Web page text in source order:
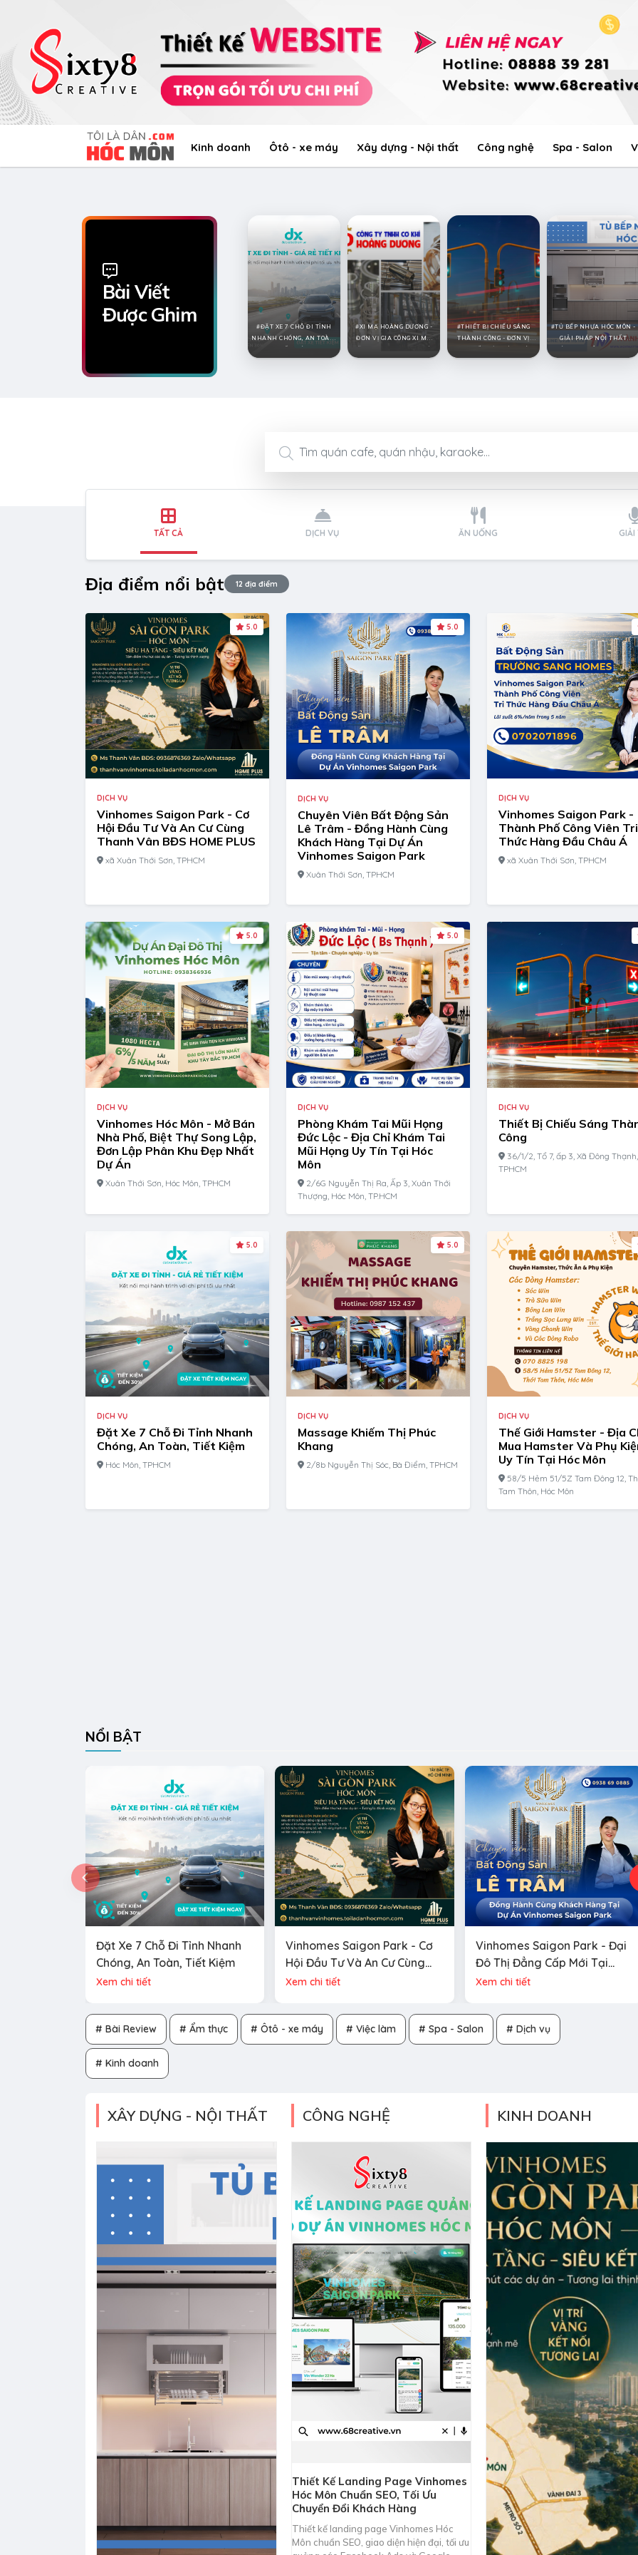
Kinh doanh Ôtô - xe máy Xây dựng - Nội thất Công nghệ Spa - Salon
Bài Viết
Được Ghim
ĐẶT XE 7 CHỖ ĐI TỈNH
NHANH CHÓNG, AN TOÀN,
XI MẠ HOÀNG DƯƠNG -
ĐƠN VỊ GIA CÔNG XI MẠ
TẠI TPHCM
THIẾT BỊ CHIẾU SÁNG
THÀNH CÔNG - ĐƠN VỊ
GIAO THÔNG UY TÍN
TỦ BẾP NHỰA HÓC MÔN -
GIẢI PHÁP NỘI THẤT
THỜI GIAN
TẤT CẢ DỊCH VỤ ĂN UỐNG GIẢI
Địa điểm nổi bật 12 địa điểm
5.0
DỊCH VỤ
Vinhomes Saigon Park - Cơ
Hội Đầu Tư Và An Cư Cùng
Thanh Vân BĐS HOME PLUS
xã Xuân Thới Sơn, TPHCM
5.0
DỊCH VỤ
Chuyên Viên Bất Động Sản
Lê Trâm - Đồng Hành Cùng
Khách Hàng Tại Dự Án
Vinhomes Saigon Park
Xuân Thới Sơn, TPHCM
DỊCH VỤ
Vinhomes Saigon Park -
Thành Phố Công Viên Tri
Thức Hàng Đầu Châu Á
xã Xuân Thới Sơn, TPHCM
5.0
DỊCH VỤ
Vinhomes Hóc Môn - Mở Bán
Nhà Phố, Biệt Thự Song Lập,
Đơn Lập Phân Khu Đẹp Nhất
Dự Án
Xuân Thới Sơn, Hóc Môn, TPHCM
5.0
DỊCH VỤ
Phòng Khám Tai Mũi Họng
Đức Lộc - Địa Chỉ Khám Tai
Mũi Họng Uy Tín Tại Hóc
Môn
2/6G Nguyễn Thị Ra, Ấp 3, Xuân Thới
Thượng, Hóc Môn, TP.HCM
DỊCH VỤ
Thiết Bị Chiếu Sáng
Công
36/1/2, Tổ 7, ấp 3, Xã Đông Thạnh,
TPHCM
5.0
DỊCH VỤ
Đặt Xe 7 Chỗ Đi Tỉnh Nhanh
Chóng, An Toàn, Tiết Kiệm
Hóc Môn, TPHCM
5.0
DỊCH VỤ
Massage Khiếm Thị Phúc
Khang
2/8b Nguyễn Thị Sóc, Bà Điểm, TPHCM
DỊCH VỤ
Thế Giới Hamster - Địa
Mua Hamster Và Phụ
Uy Tín Tại Hóc Môn
58/5 Hẻm 51/5Z Tam Đông 12,
Tam Thôn, Hóc Môn
NỔI BẬT
Đặt Xe 7 Chỗ Đi Tỉnh Nhanh
Chóng, An Toàn, Tiết Kiệm
Xem chi tiết
Vinhomes Saigon Park - Cơ
Hội Đầu Tư Và An Cư Cùng
Thanh Vân BĐS HOME PLUS
Xem chi tiết
Vinhomes Saigon Park - Đại
Đô Thị Đẳng Cấp Mới Tại
Trung Tâm Phía Tây Bắc
Xem chi tiết
# Bài Review # Ẩm thực # Ôtô - xe máy # Việc làm # Spa - Salon # Dịch vụ
# Kinh doanh
XÂY DỰNG - NỘI THẤT CÔNG NGHỆ
Thiết Kế Landing Page Vinhomes
Hóc Môn Chuẩn SEO, Tối Ưu
Chuyển Đổi Khách Hàng
Thiết kế landing page Vinhomes Hóc
Môn chuẩn SEO, giao diện hiện đại, tối ưu
KINH DOANH